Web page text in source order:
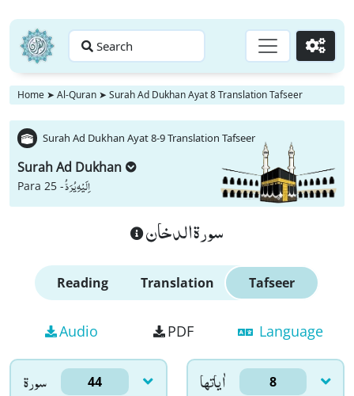
Search Go
Home ➤ Al-Quran ➤ Surah Ad Dukhan Ayat 8 Translation Tafseer
Surah Ad Dukhan Ayat 8-9 Translation Tafseer
Surah Ad Dukhan
Para 25 -اِلَیْهِ یُرَدُّ
سورة الدخان
Reading Translation Tafseer
Audio PDF Language
سورۃ 44 اٰياتها 8